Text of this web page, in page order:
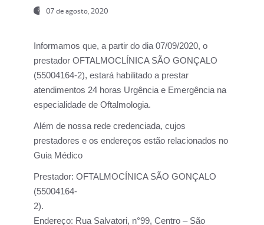
07 de agosto, 2020
Informamos que, a partir do dia07/09/2020, o
prestador OFTALMOCLÍNICA SÃO GONÇALO
(55004164-2), estará habilitado a prestar
atendimentos 24 horas Urgência e Emergência na
especialidade de Oftalmologia.
Além de nossa rede credenciada, cujos
prestadores e os endereços estão relacionados no
Guia Médico
Prestador: OFTALMOCÍNICA SÃO GONÇALO
(55004164-
2).
Endereço: Rua Salvatori, n°99, Centro – São